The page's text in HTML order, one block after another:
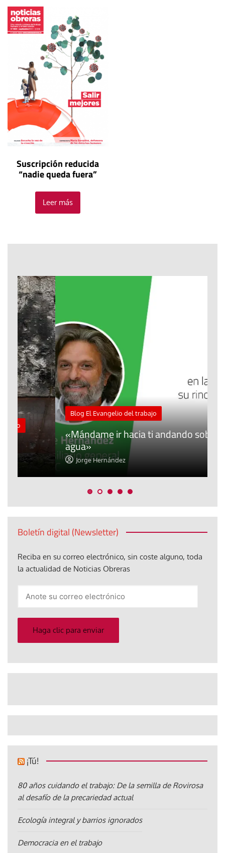
Suscripción reducida
“nadie queda fuera”
Leer más
Blog El Evangelio del trabajo
«Mándame ir hacia ti andando sobre el
agua»
Jorge Hernández
Boletín digital (Newsletter)
Reciba en su correo electrónico, sin coste alguno, toda
la actualidad de Noticias Obreras
electrónico
Haga clic para enviar
¡Tú!
80 años cuidando el trabajo: De la semilla de Rovirosa
al desafío de la precariedad actual
Ecología integral y barrios ignorados
Democracia en el trabajo